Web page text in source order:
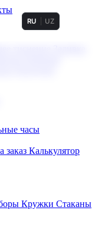
RU UZ
часы
заказ Калькулятор
Кружки Стаканы